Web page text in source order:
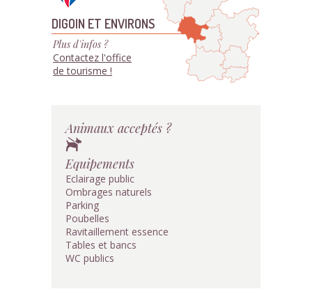
DIGOIN ET ENVIRONS
Plus d'infos ?
Contactez l'office
de tourisme !
Animaux acceptés ?
Equipements
Eclairage public
Ombrages naturels
Parking
Poubelles
Ravitaillement essence
Tables et bancs
WC publics